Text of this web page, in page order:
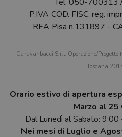
P.IVA COD. FISC. reg.
REA Pisa n.131897 -
Caravanbacci S.r.l. Operazione/Progetto
Toscana
Orario estivo di apertura
Marzo al
Dal Lunedì al Sabato:
Nei mesi di Luglio e